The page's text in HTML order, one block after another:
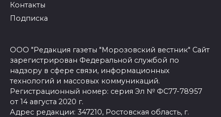
Контакты
Подписка
ООО "Редакция газеты "Морозовский вестник" Сайт
зарегистрирован Федеральной службой по
надзору в сфере связи, информационных
технологий и массовых коммуникаций.
Регистрационный номер: серия Эл № ФС77-78957
от 14 августа 2020 г.
Адрес редакции: 347210, Ростовская область, г.